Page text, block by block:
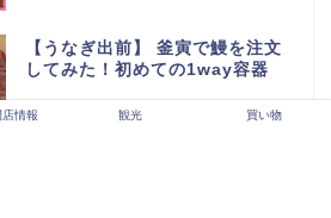
【うなぎ出前】 釜寅で鰻を注文
してみた！初めての1way容器
情報 観光 買い物